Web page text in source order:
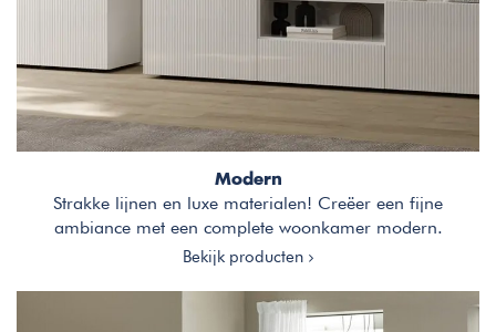
Modern
Strakke lijnen en luxe materialen! Creëer een fijne
ambiance met een complete woonkamer modern.
Bekijk producten